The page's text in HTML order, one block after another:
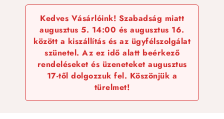
Kedves Vásárlóink! Szabadság miatt
augusztus 5. 14:00 és augusztus 16.
között a kiszállítás és az ügyfélszolgálat
szünetel. Az ez idő alatt beérkező
rendeléseket és üzeneteket augusztus
17-től dolgozzuk fel. Köszönjük a
türelmet!